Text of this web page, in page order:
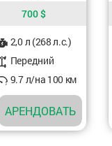
700$
2,0 л (268 л.с.)
Передний
9.7 л/на 100 км
АРЕНДОВАТЬ